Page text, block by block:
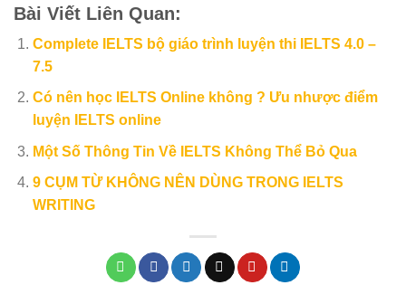
Bài Viết Liên Quan:
Complete IELTS bộ giáo trình luyện thi IELTS 4.0 –
7.5
Có nên học IELTS Online không ? Ưu nhược điểm
luyện IELTS online
Một Số Thông Tin Về IELTS Không Thể Bỏ Qua
9 CỤM TỪ KHÔNG NÊN DÙNG TRONG IELTS
WRITING